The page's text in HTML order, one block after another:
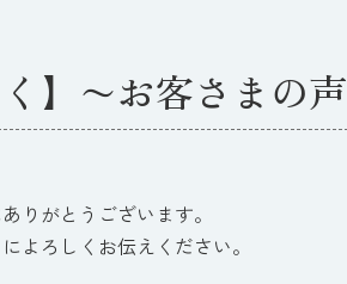
く】〜お客さまの
りがとうございます。
よろしくお伝えください。